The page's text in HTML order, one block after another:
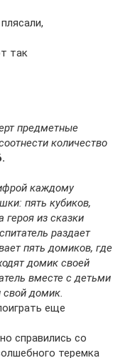
так
предметные
количество
каждому
пять кубиков,
из сказки
раздает
пять домиков, где
домик своей
вместе с детьми
свой домик.
еще
справились со
теремка